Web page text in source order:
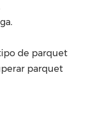
de parquet
parquet